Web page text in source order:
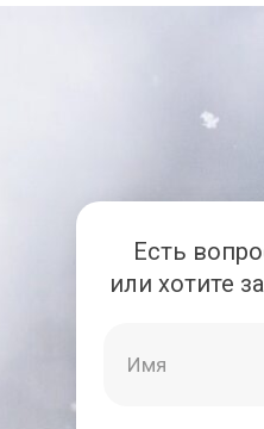
Есть
или хотите